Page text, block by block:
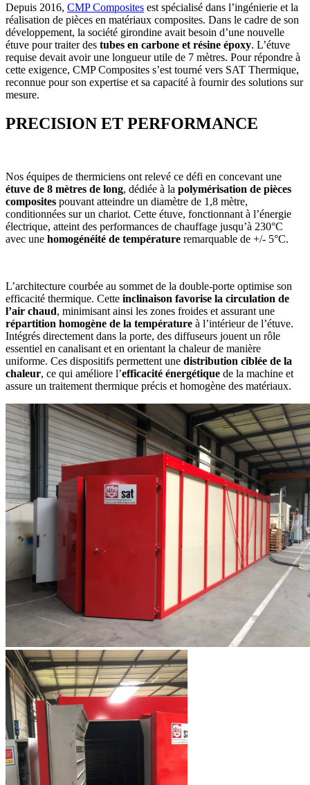
Depuis 2016, CMP Composites est spécialisé dans l’ingénierie et la
réalisation de pièces en matériaux composites. Dans le cadre de son
développement, la société girondine avait besoin d’une nouvelle
étuve pour traiter des tubes en carbone et résine époxy. L’étuve
requise devait avoir une longueur utile de 7 mètres. Pour répondre à
cette exigence, CMP Composites s’est tourné vers SAT Thermique,
reconnue pour son expertise et sa capacité à fournir des solutions sur
mesure.
PRECISION ET PERFORMANCE
Nos équipes de thermiciens ont relevé ce défi en concevant une
étuve de 8 mètres de long, dédiée à la polymérisation de pièces
composites pouvant atteindre un diamètre de 1,8 mètre,
conditionnées sur un chariot. Cette étuve, fonctionnant à l’énergie
électrique, atteint des performances de chauffage jusqu’à 230°C
avec une homogénéité de température remarquable de +/- 5°C.
L’architecture courbée au sommet de la double-porte optimise son
efficacité thermique. Cette inclinaison favorise la circulation de
l’air chaud, minimisant ainsi les zones froides et assurant une
répartition homogène de la température à l’intérieur de l’étuve.
Intégrés directement dans la porte, des diffuseurs jouent un rôle
essentiel en canalisant et en orientant la chaleur de manière
uniforme. Ces dispositifs permettent une distribution ciblée de la
chaleur, ce qui améliore l’efficacité énergétique de la machine et
assure un traitement thermique précis et homogène des matériaux.